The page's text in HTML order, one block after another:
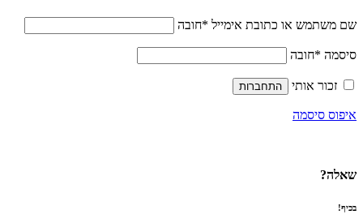
שם משתמש או כתובת אימייל *חובה
סיסמה *חובה
זכור אותי התחברות
איפוס סיסמה
שאלה?
בכיף!